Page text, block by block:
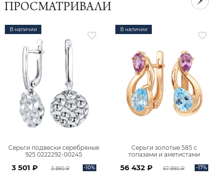
ПРОСМАТРИВАЛИ
В наличии
Серьги подвески серебряные
925 0222292-00245
3 501 ₽ 3 890 ₽ -10%
В наличии
Серьги золотые 585 с
топазами и аметистами
56 432 ₽ 67 990 ₽ -17%